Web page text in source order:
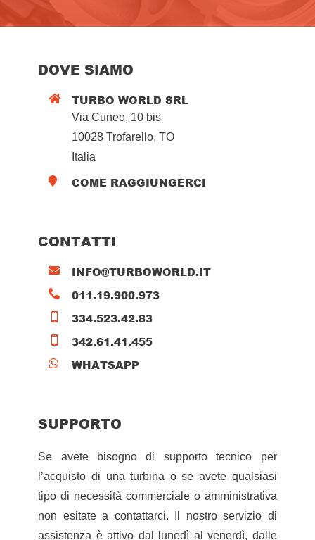
DOVE SIAMO
 TURBO WORLD SRL
Via Cuneo, 10 bis
10028 Trofarello, TO
Italia
 COME RAGGIUNGERCI
CONTATTI
 INFO@TURBOWORLD.IT
 011.19.900.973
 334.523.42.83
 342.61.41.455
 WHATSAPP
SUPPORTO
Se avete bisogno di supporto tecnico per
l’acquisto di una turbina o se avete qualsiasi
tipo di necessità commerciale o amministrativa
non esitate a contattarci. Il nostro servizio di
assistenza è attivo dal lunedì al venerdì, dalle